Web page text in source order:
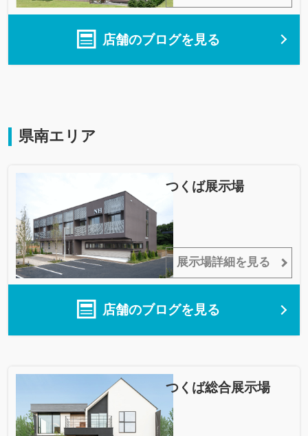
店舗のブログを見る
県南エリア
つくば展示場
展示場詳細を見る
店舗のブログを見る
つくば総合展示場